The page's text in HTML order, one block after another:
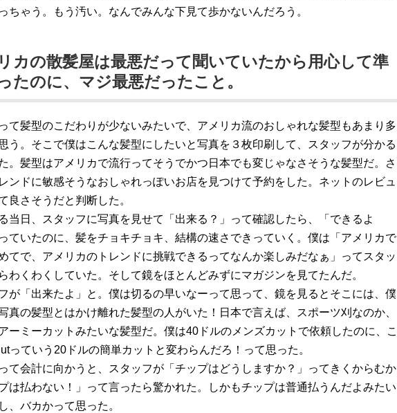
ちゃう。もう汚い。なんでみんな下見て歩かないんだろう。
カの散髪屋は最悪だって聞いていたから用心して準
たのに、マジ最悪だったこと。
て髪型のこだわりが少ないみたいで、アメリカ流のおしゃれな髪型もあまり多
う。そこで僕はこんな髪型にしたいと写真を３枚印刷して、スタッフが分かる
。髪型はアメリカで流行ってそうでかつ日本でも変じゃなさそうな髪型だ。さ
ンドに敏感そうなおしゃれっぽいお店を見つけて予約をした。ネットのレビュ
良さそうだと判断した。
当日、スタッフに写真を見せて「出来る？」って確認したら、「できるよ
ていたのに、髪をチョキチョキ、結構の速さできっていく。僕は「アメリカで
てで、アメリカのトレンドに挑戦できるってなんか楽しみだなぁ」ってスタッ
わくわくしていた。そして鏡をほとんどみずにマガジンを見てたんだ。
が「出来たよ」と。僕は切るの早いなーって思って、鏡を見るとそこには、僕
真の髪型とはかけ離れた髪型の人がいた！日本で言えば、スポーツ刈なのか、
ーミーカットみたいな髪型だ。僕は40ドルのメンズカットで依頼したのに、こ
っていう20ドルの簡単カットと変わらんだろ！って思った。
て会計に向かうと、スタッフが「チップはどうしますか？」ってきくからむか
は払わない！」って言ったら驚かれた。しかもチップは普通払うんだよみたい
、バカかって思った。